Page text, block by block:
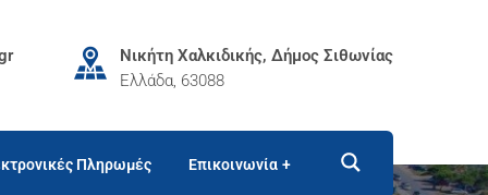
Νικήτη Χαλκιδικής, Δήμος Σιθωνίας
Ελλάδα, 63088
Πληρωμές Επικοινωνία